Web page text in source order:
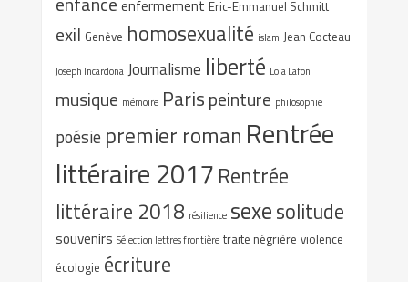
enfermement Eric-Emmanuel Schmitt
exil Genève homosexualité islam Jean Cocteau
Joseph Incardona Journalisme liberté Lola Lafon
musique mémoire Parispeinture philosophie
poésie premier roman Rentrée
littéraire 2017 Rentrée
littéraire 2018 résilience sexesolitude
souvenirs Sélection lettres frontière traite négrière violence
écologie écriture